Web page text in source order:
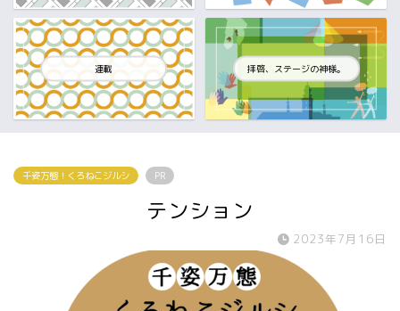
連載 拝啓、ステージの神様。
千姿万態！くろねこジルシ PR
テンション
2023年7月16日